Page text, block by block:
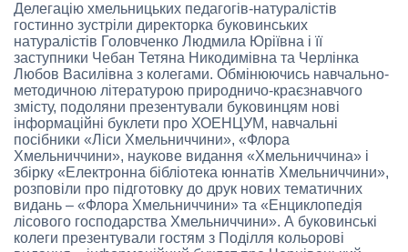
Делегацію хмельницьких педагогів-натуралістів
гостинно зустріли директорка буковинських
натуралістів Головченко Людмила Юріївна і її
заступники Чебан Тетяна Никодимівна та Черлінка
Любов Василівна з колегами. Обмінюючись навчально-
методичною літературою природничо-краєзнавчого
змісту, подоляни презентували буковинцям нові
інформаційні буклети про ХОЕНЦУМ, навчальні
посібники «Ліси Хмельниччини», «Флора
Хмельниччини», наукове видання «Хмельниччина» і
збірку «Електронна бібліотека юннатів Хмельниччини»,
розповіли про підготовку до друк нових тематичних
видань – «Флора Хмельниччини» та «Енциклопедія
лісового господарства Хмельниччини». А буковинські
колеги презентували гостям з Поділля кольорові